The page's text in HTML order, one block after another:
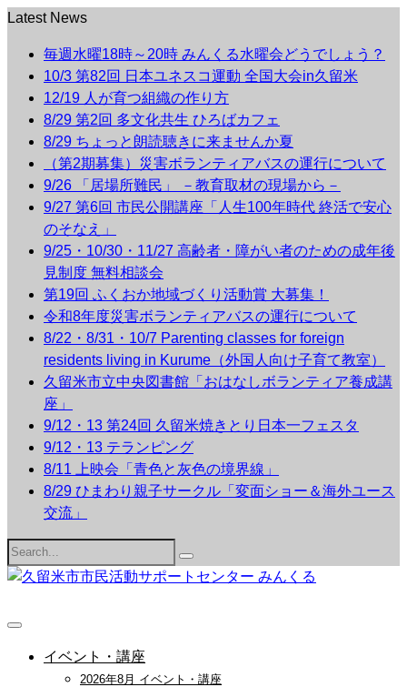
Latest News
毎週水曜18時～20時 みんくる水曜会どうでしょう？
10/3 第82回 日本ユネスコ運動 全国大会in久留米
12/19 人が育つ組織の作り方
8/29 第2回 多文化共生 ひろばカフェ
8/29 ちょっと朗読聴きに来ませんか夏
（第2期募集）災害ボランティアバスの運行について
9/26 「居場所難民」 －教育取材の現場から－
9/27 第6回 市民公開講座「人生100年時代 終活で安心
のそなえ」
9/25・10/30・11/27 高齢者・障がい者のための成年後
見制度 無料相談会
第19回 ふくおか地域づくり活動賞 大募集！
令和8年度災害ボランティアバスの運行について
8/22・8/31・10/7 Parenting classes for foreign
residents living in Kurume（外国人向け子育て教室）
久留米市立中央図書館「おはなしボランティア養成講
座」
9/12・13 第24回 久留米焼きとり日本一フェスタ
9/12・13 テランピング
8/11 上映会「青色と灰色の境界線」
8/29 ひまわり親子サークル「変面ショー＆海外ユース
交流」
Search
for:
イベント・講座
2026年8月 イベント・講座